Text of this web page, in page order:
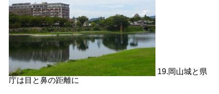
19.岡山城と県
庁は目と鼻の距離に